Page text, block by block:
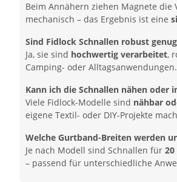
Beim Annähern ziehen Magnete
mechanisch – das Ergebnis ist eine
Sind Fidlock Schnallen robust
Ja, sie sind hochwertig verarbeitet,
Camping- oder Alltagsanwendungen.
Kann ich die Schnallen nähen
Viele Fidlock-Modelle sind nähbar
eigene Textil- oder DIY-Projekte
Welche Gurtband-Breiten werden
Je nach Modell sind Schnallen für
– passend für unterschiedliche